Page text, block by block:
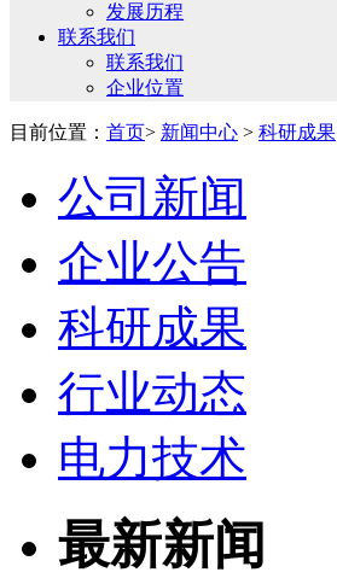
发展历程
联系我们
联系我们
企业位置
目前位置： 首页> 新闻中心 > 科研成果
公司新闻
企业公告
科研成果
行业动态
电力技术
最新新闻